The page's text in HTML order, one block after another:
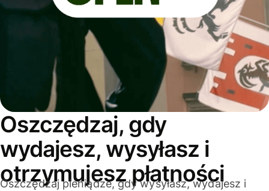
Oszczędzaj, gdy
wydajesz, wysyłasz i
otrzymujesz płatności
Oszczędzaj pieniądze, gdy wysyłasz, wydajesz i